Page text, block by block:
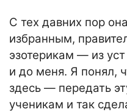
С тех давних пор
избранным,
эзотерикам — из
и до меня. Я понял,
здесь — передать
ученикам и так